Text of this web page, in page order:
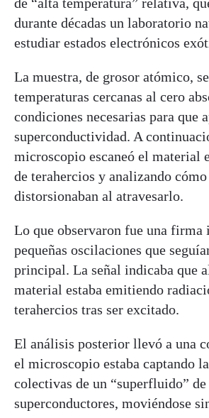
durante décadas un laboratorio
estudiar estados electrónicos
La muestra, de grosor atómico,
temperaturas cercanas al cero
condiciones necesarias para que
superconductividad. A
microscopio escaneó el material
de terahercios y analizando cómo
distorsionaban al atravesarlo.
Lo que observaron fue una firma
pequeñas oscilaciones que
principal. La señal indicaba que
material estaba emitiendo
terahercios tras ser excitado.
El análisis posterior llevó a una
el microscopio estaba captando
colectivas de un “superfluido” de
superconductores, moviéndose